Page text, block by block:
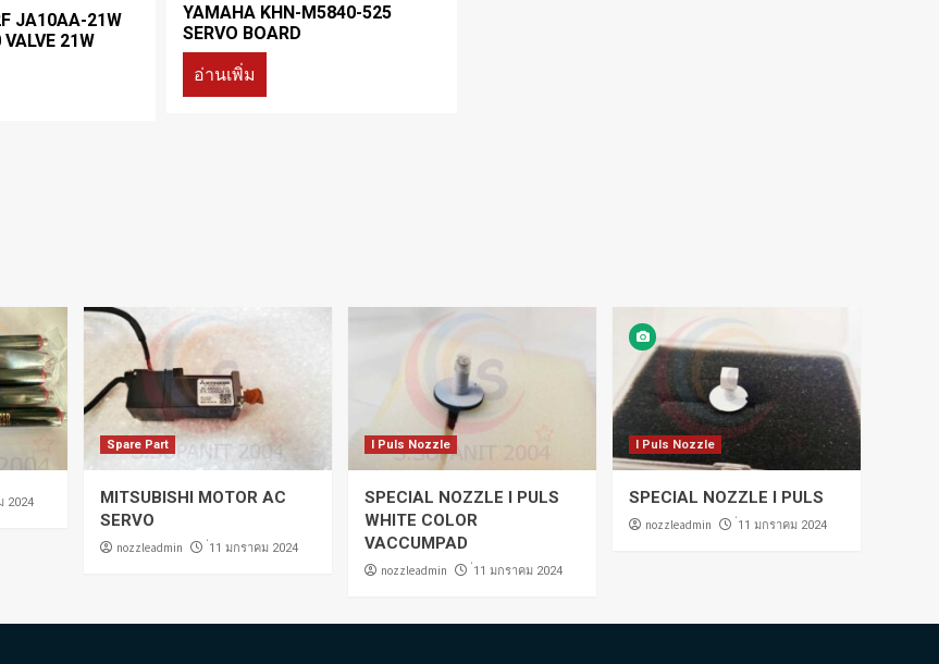
JA10AA-21W
21W
YAMAHA KHN-M5840-525
SERVO BOARD
อ่านเพิ่ม
2024
Spare Part
MITSUBISHI MOTOR AC
SERVO
nozzleadmin ่11 มกราคม 2024
I Puls Nozzle
SPECIAL NOZZLE I PULS
WHITE COLOR
VACCUMPAD
nozzleadmin ่11 มกราคม 2024
I Puls Nozzle
SPECIAL NOZZLE I PULS
nozzleadmin ่11 มกราคม 2024